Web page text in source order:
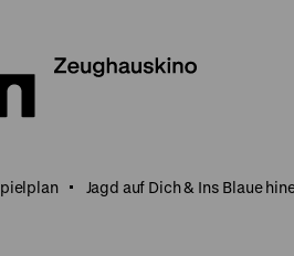
Jagd auf Dich & Ins Blaue